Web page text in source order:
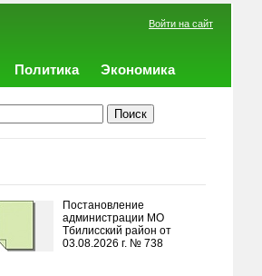
Войти на сайт
Политика
Экономика
Постановление
администрации МО
Тбилисский район от
03.08.2026 г. № 738